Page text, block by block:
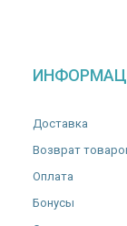
Доставка
Возврат
Оплата
Бонусы